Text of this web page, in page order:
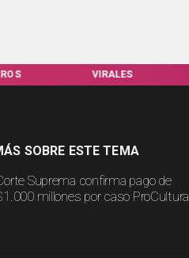
VIRALES
Suprema confirma pago de
millones por caso ProCultura
SOBRE ESTE TEMA